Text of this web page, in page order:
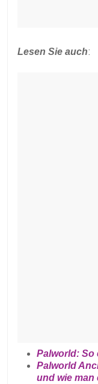
Lesen Sie auch:
Palworld: So
Palworld
und wie man